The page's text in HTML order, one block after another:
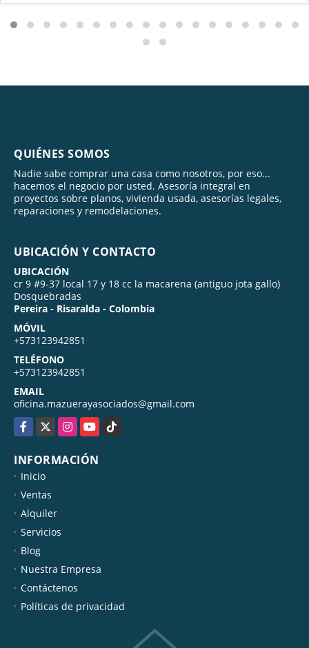
QUIÉNES SOMOS
Nadie sabe comprar una casa como nosotros, por eso...
hacemos el negocio por usted. Asesoría integral en
proyectos sobre planos, vivienda usada, asesorías legales,
reparaciones y remodelaciones.
UBICACIÓN Y CONTACTO
UBICACIÓN
cr 9 #9-37 local 17 y 18 cc la macarena (antiguo jota gallo)
Dosquebradas
Pereira - Risaralda - Colombia
MÓVIL
+573123942851
TELÉFONO
+573123942851
EMAIL
oficina.mazuerayasociados@gmail.com
Facebook
X InstagramYouTubeTikTok
INFORMACIÓN
Inicio
Ventas
Alquiler
Servicios
Blog
Nuestra Empresa
Contáctenos
Políticas de privacidad